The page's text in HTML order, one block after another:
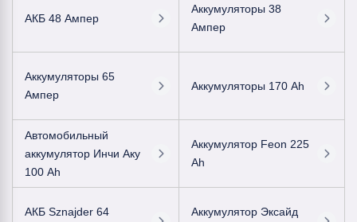
АКБ 48 Ампер
Аккумуляторы 38
Ампер
Аккумуляторы 65
Ампер
Аккумуляторы 170 Ah
Автомобильный
аккумулятор Инчи Аку
100 Ah
Аккумулятор Feon 225
Ah
АКБ Sznajder 64
Аккумулятор Эксайд